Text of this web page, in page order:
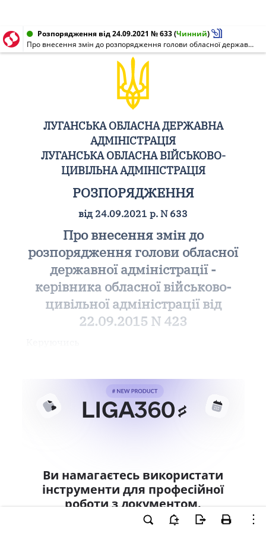
Розпорядження від 24.09.2021 № 633(Чинний)
Про внесення змін до розпорядження голови обласної державної адміністрації - керівника обласної військово-цивільної адміністрації від 22.09.2015 N 423
ЛУГАНСЬКА ОБЛАСНА ДЕРЖАВНА
АДМІНІСТРАЦІЯ
ЛУГАНСЬКА ОБЛАСНА ВІЙСЬКОВО-
ЦИВІЛЬНА АДМІНІСТРАЦІЯ
РОЗПОРЯДЖЕННЯ
від 24.09.2021 р. N 633
Про внесення змін до
розпорядження голови обласної
державної адміністрації -
керівника обласної військово-
цивільної адміністрації від
22.09.2015 N 423
Ви намагаєтесь використати
інструменти для професійної
роботи з документом.
Ці можливості доступні тільки користувачам